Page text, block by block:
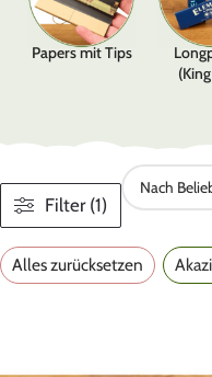
Papers mit Tips
Filter (1)
Alles zurücksetzen